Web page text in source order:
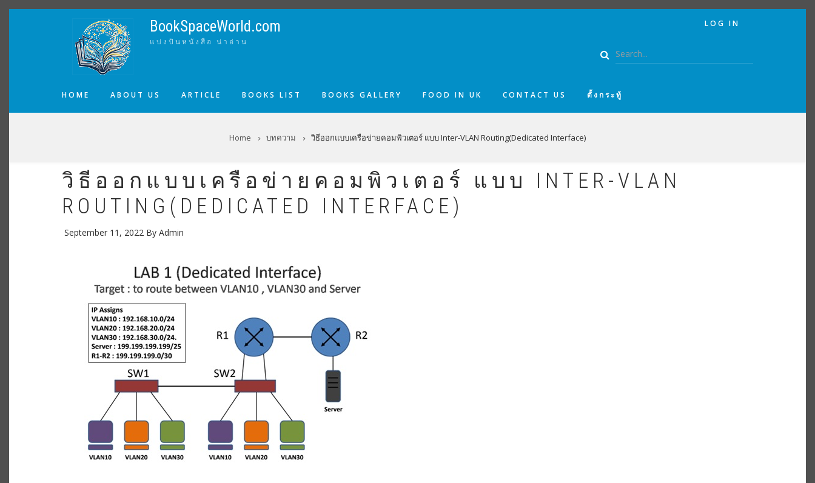
Skip
BookSpaceWorld.com
แบ่งปันหนังสือ น่าอ่าน
LOG IN
Search
MAIN
NAVIGATION
HOME ABOUT US ARTICLE BOOKS LIST BOOKS GALLERY FOOD IN UK CONTACT US ตั้งกระทู้
Home บทความ วิธีออกแบบเครือข่ายคอมพิวเตอร์ แบบ Inter-VLAN Routing(Dedicated Interface)
วิธีออกแบบเครือข่ายคอมพิวเตอร์ แบบ INTER-VLAN
ROUTING(DEDICATED INTERFACE)
September 11, 2022 By Admin